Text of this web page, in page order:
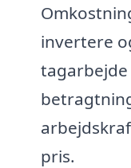
invertere
tagarbejde
pris.